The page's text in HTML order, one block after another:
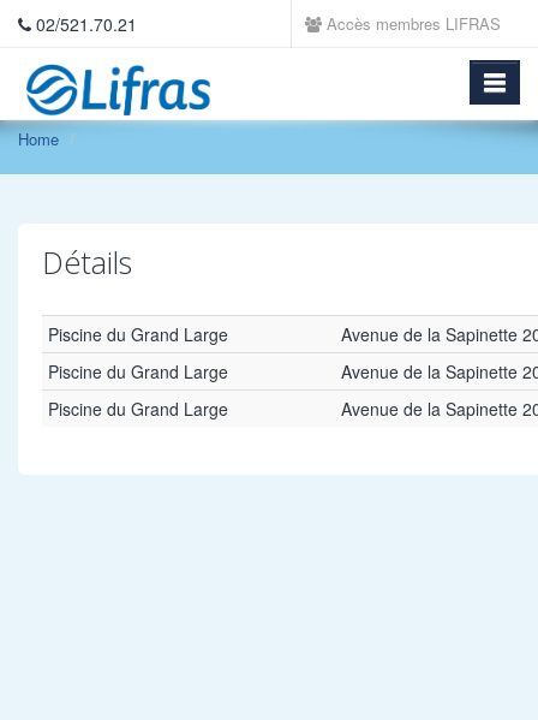
02/521.70.21 Accès membres LIFRAS
Home
Détails
Piscine du Grand Large
Avenue de la Sapinette
Piscine du Grand Large
Avenue de la Sapinette
Piscine du Grand Large
Avenue de la Sapinette